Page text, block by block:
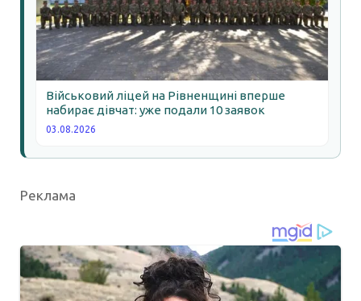
Військовий ліцей на Рівненщині вперше
набирає дівчат: уже подали 10 заявок
03.08.2026
Реклама